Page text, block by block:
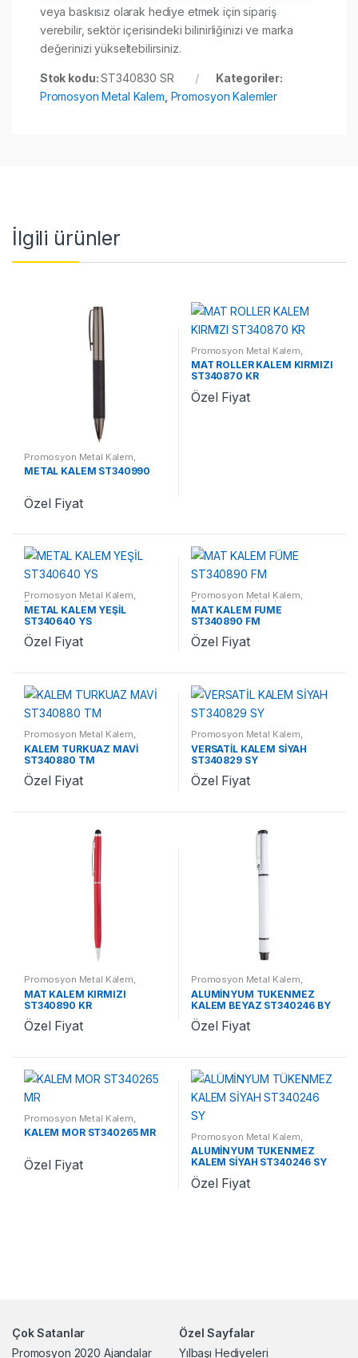
veya baskısız olarak hediye etmek için sipariş
verebilir, sektör içerisindeki bilinirliğinizi ve marka
değerinizi yükseltebilirsiniz.
Stok kodu:ST340830 SR
Kategoriler:
Promosyon Metal Kalem Promosyon Kalemler
İlgili ürünler
Promosyon Metal Kalem
Promosyon Kalemler
METAL KALEM ST340990
Özel Fiyat
Promosyon Metal Kalem
Promosyon Kalemler
MAT ROLLER KALEM KIRMIZI
ST340870 KR
Özel Fiyat
Promosyon Metal Kalem,
Promosyon Kalemler
METAL KALEM YEŞİL
ST340640 YS
Özel Fiyat
Promosyon Metal Kalem,
Promosyon Kalemler
MAT KALEM FÜME
ST340890 FM
Özel Fiyat
Promosyon Metal Kalem,
Promosyon Kalemler
KALEM TURKUAZ MAVİ
ST340880 TM
Özel Fiyat
Promosyon Metal Kalem,
Promosyon Kalemler
VERSATİL KALEM SİYAH
ST340829 SY
Özel Fiyat
Promosyon Metal Kalem
Promosyon Kalemler
MAT KALEM KIRMIZI
ST340890 KR
Özel Fiyat
Promosyon Metal Kalem
Promosyon Kalemler
ALÜMİNYUM TÜKENMEZ
KALEM BEYAZ ST340246 BY
Özel Fiyat
Promosyon Metal Kalem
Promosyon Kalemler
KALEM MOR ST340265 MR
Özel Fiyat
Promosyon Metal Kalem
Promosyon Kalemler
ALÜMİNYUM TÜKENMEZ
KALEM SİYAH ST340246 SY
Özel Fiyat
Çok Satanlar
Promosyon 2020 Ajandalar
Özel Sayfalar
Yılbaşı Hediyeleri